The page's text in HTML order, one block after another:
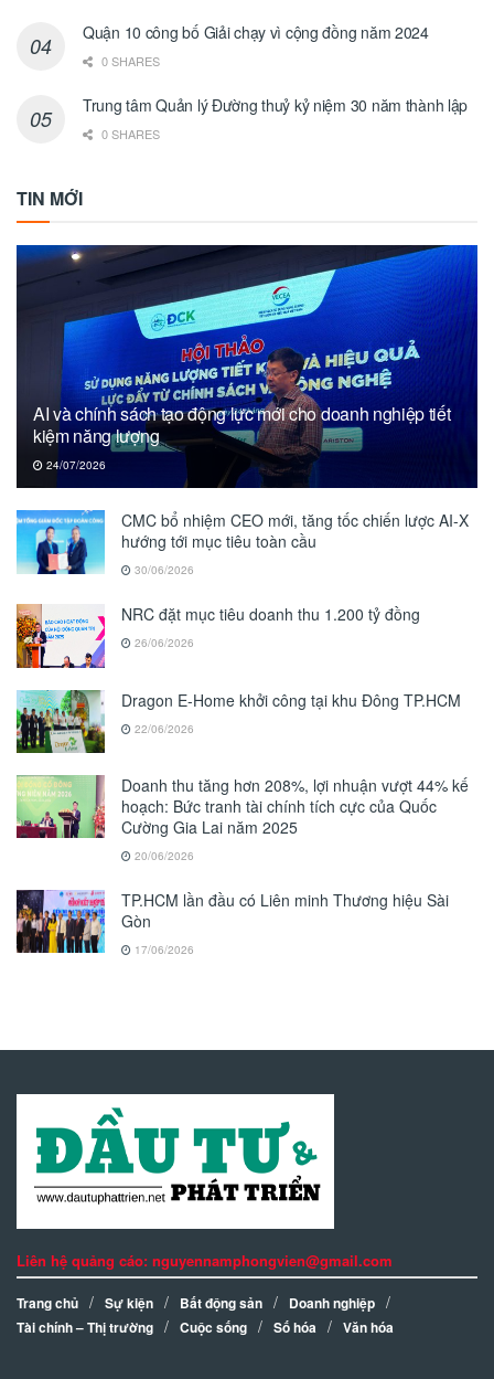
Quận 10 công bố Giải chạy vì cộng đồng năm 2024
0 SHARES
Trung tâm Quản lý Đường thuỷ kỷ niệm 30 năm thành lập
0 SHARES
TIN MỚI
AI và chính sách tạo động lực mới cho doanh nghiệp tiết
kiệm năng lượng
24/07/2026
CMC bổ nhiệm CEO mới, tăng tốc chiến lược AI-X
hướng tới mục tiêu toàn cầu
30/06/2026
NRC đặt mục tiêu doanh thu 1.200 tỷ đồng
26/06/2026
Dragon E-Home khởi công tại khu Đông TP.HCM
22/06/2026
Doanh thu tăng hơn 208%, lợi nhuận vượt 44% kế
hoạch: Bức tranh tài chính tích cực của Quốc
Cường Gia Lai năm 2025
20/06/2026
TP.HCM lần đầu có Liên minh Thương hiệu Sài
Gòn
17/06/2026
Liên hệ quảng cáo: nguyennamphongvien@gmail.com
Trang chủ Sự kiện Bất động sản
Doanh nghiệp
Tài chính – Thị trường
Cuộc sống Số hóa Văn hóa